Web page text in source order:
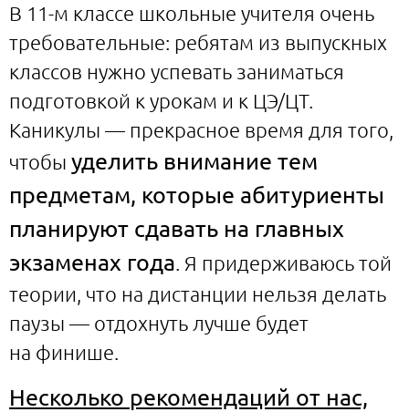
В 11-м классе школьные учителя очень
требовательные: ребятам из выпускных
классов нужно успевать заниматься
подготовкой к урокам и к ЦЭ/ЦТ.
Каникулы — прекрасное время для того,
чтобы уделить внимание тем
предметам, которые абитуриенты
планируют сдавать на главных
экзаменах года . Я придерживаюсь той
теории, что на дистанции нельзя делать
паузы — отдохнуть лучше будет
на финише.
Несколько рекомендаций от нас,